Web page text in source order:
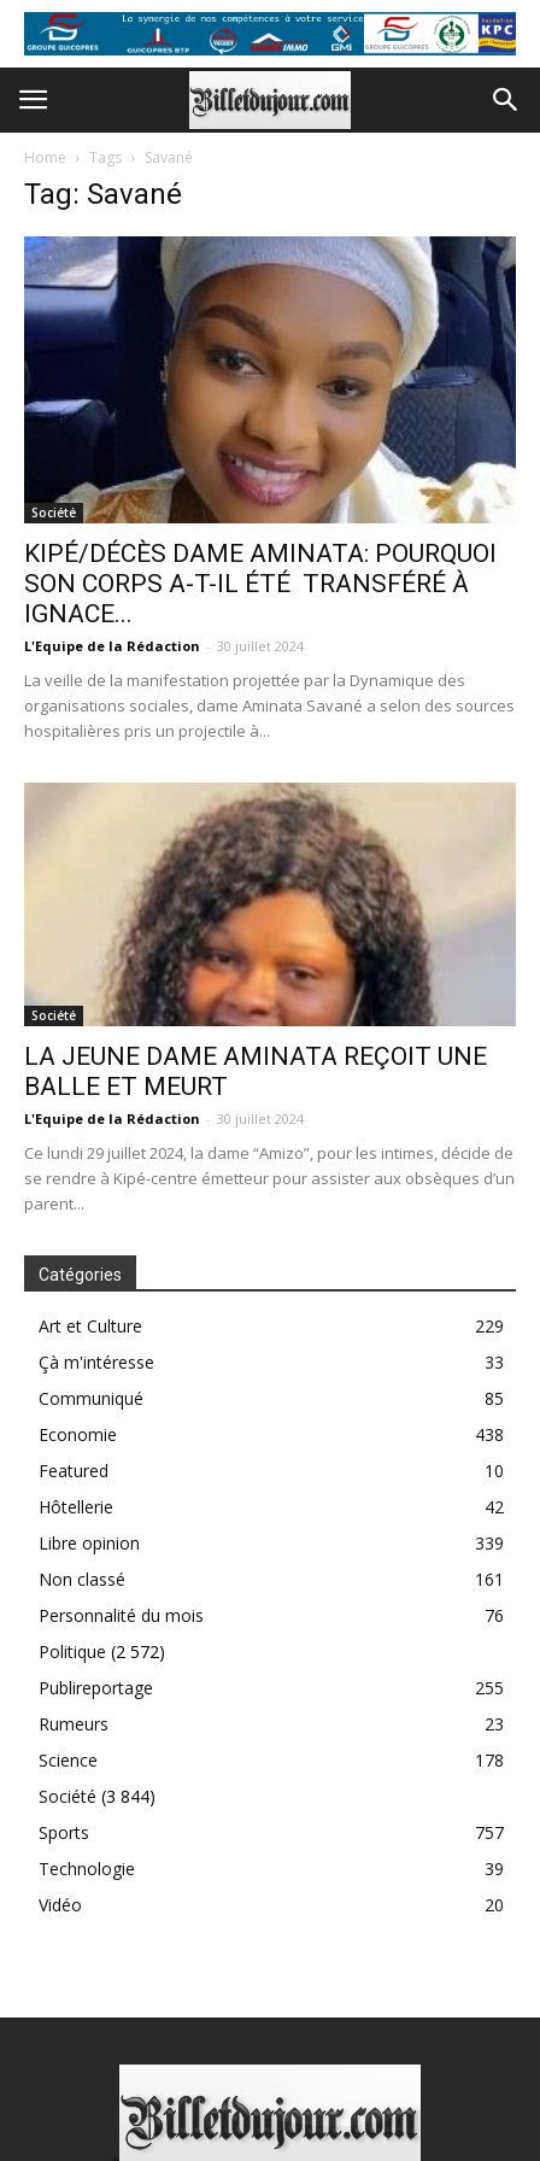
Home Tags Savané
Tag: Savané
Société
KIPÉ/DÉCÈS DAME AMINATA: POURQUOI
SON CORPS A-T-IL ÉTÉ TRANSFÉRÉ À
IGNACE...
L'Equipe de la Rédaction - 30 juillet 2024
La veille de la manifestation projettée par la Dynamique des
organisations sociales, dame Aminata Savané a selon des sources
hospitalières pris un projectile à...
Société
LA JEUNE DAME AMINATA REÇOIT UNE
BALLE ET MEURT
L'Equipe de la Rédaction - 30 juillet 2024
Ce lundi 29 juillet 2024, la dame “Amizo”, pour les intimes, décide de
se rendre à Kipé-centre émetteur pour assister aux obsèques d’un
parent...
Catégories
Art et Culture
229
Çà m'intéresse
33
Communiqué
85
Economie
438
Featured
10
Hôtellerie
42
Libre opinion
339
Non classé
161
Personnalité du mois
76
Politique (2 572)
Publireportage
255
Rumeurs
23
Science
178
Société (3 844)
Sports
757
Technologie
39
Vidéo
20